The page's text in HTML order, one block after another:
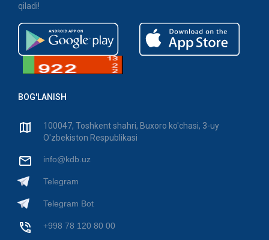
qiladi!
BOG'LANISH
100047, Toshkent shahri, Buxoro ko'chasi, 3-uy
O'zbekiston Respublikasi
info@kdb.uz
Telegram
Telegram Bot
+998 78 120 80 00